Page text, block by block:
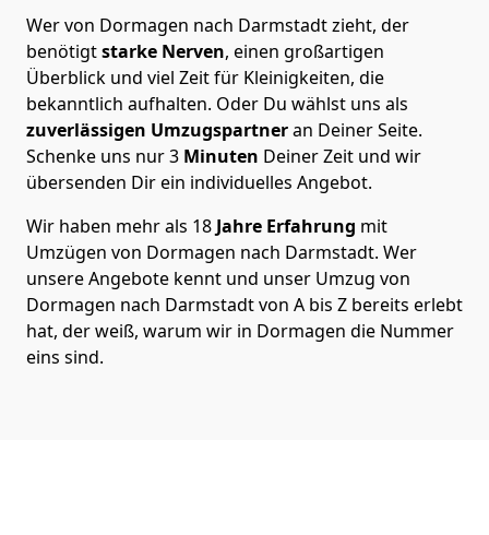
Wer von Dormagen nach Darmstadt zieht, der
benötigtstarke Nerven, einen großartigen
Überblick und viel Zeit für Kleinigkeiten, die
bekanntlich aufhalten. Oder Du wählst uns als
zuverlässigen Umzugspartneran Deiner Seite.
Schenke uns nur3 Minuten Deiner Zeit und wir
übersenden Dir ein individuelles Angebot.
Wir haben mehr als 18 Jahre Erfahrung mit
Umzügen von Dormagen nach Darmstadt. Wer
unsere Angebote kennt und unser Umzug von
Dormagen nach Darmstadt von A bis Z bereits erlebt
hat, der weiß, warum wir in Dormagen die Nummer
eins sind.